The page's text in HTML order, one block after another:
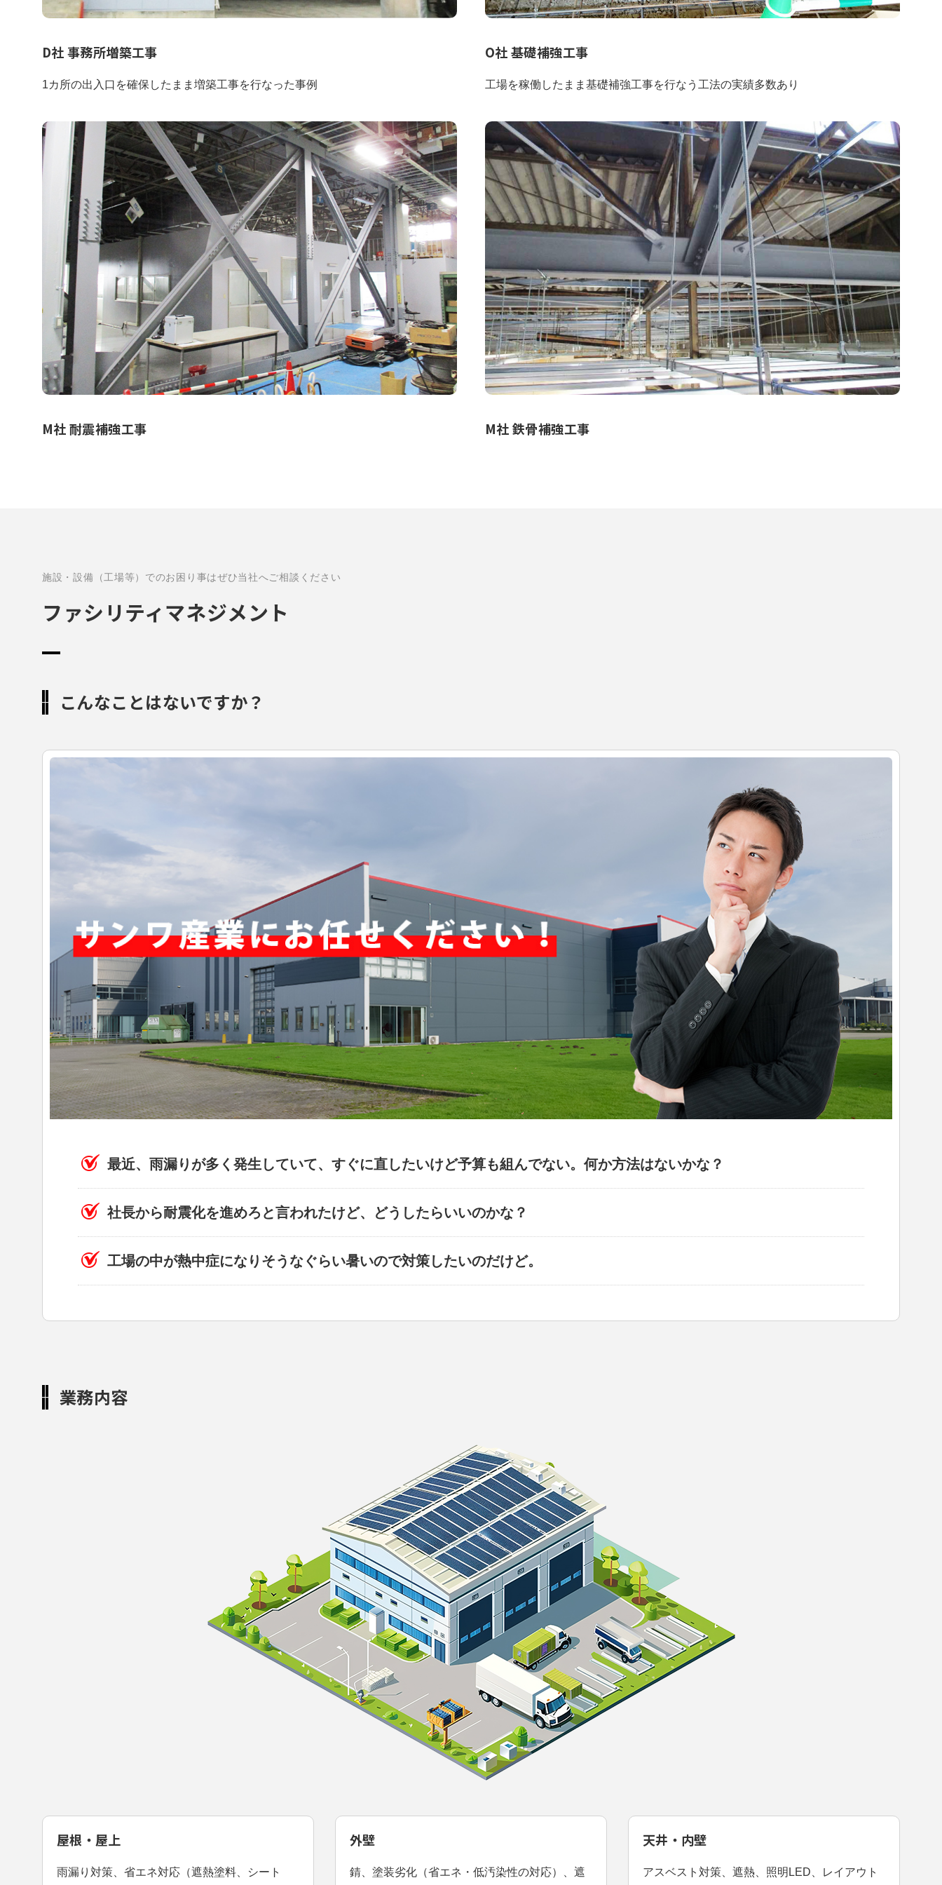
閉じる
D社 事務所増築工事
1カ所の出入口を確保したまま増築工事を行なった事例
O社 基礎補強工事
工場を稼働したまま基礎補強工事を行なう工法の実績多数あり
M社 耐震補強工事 M社 鉄骨補強工事
施設・設備（工場等）でのお困り事はぜひ当社へご相談ください
ファシリティマネジメント
こんなことはないですか？
最近、雨漏りが多く発生していて、すぐに直したいけど予算も組んでない。何か方法はないかな？
社長から耐震化を進めろと言われたけど、どうしたらいいのかな？
工場の中が熱中症になりそうなぐらい暑いので対策したいのだけど。
業務内容
屋根・屋上
雨漏り対策、省エネ対応（遮熱塗料、シート
外壁
錆、塗装劣化（省エネ・低汚染性の対応）、遮
天井・内壁
アスベスト対策、遮熱、照明LED、レイアウト